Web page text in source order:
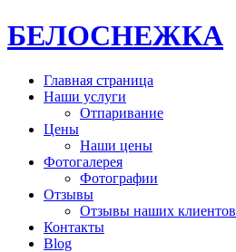
БЕЛОСНЕЖКА
Главная страница
Наши услуги
Отпаривание
Цены
Наши цены
Фотогалерея
Фотографии
Отзывы
Отзывы наших клиентов
Контакты
Blog